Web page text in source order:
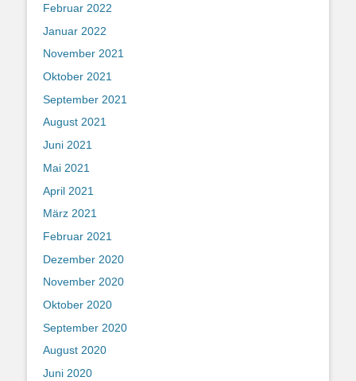
Februar 2022
Januar 2022
November 2021
Oktober 2021
September 2021
August 2021
Juni 2021
Mai 2021
April 2021
März 2021
Februar 2021
Dezember 2020
November 2020
Oktober 2020
September 2020
August 2020
Juni 2020